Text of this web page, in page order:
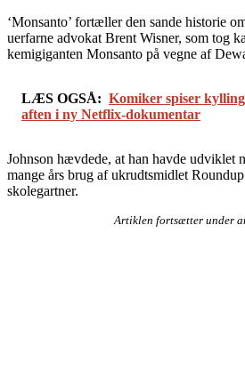
‘Monsanto’ fortæller den sande historie
uerfarne advokat Brent Wisner, som tog
kemigiganten Monsanto på vegne af
LÆS OGSÅ: Komiker spiser
aften i ny Netflix-dokumentar
Johnson hævdede, at han havde udviklet
mange års brug af ukrudtsmidlet
skolegartner.
Artiklen fortsætter under